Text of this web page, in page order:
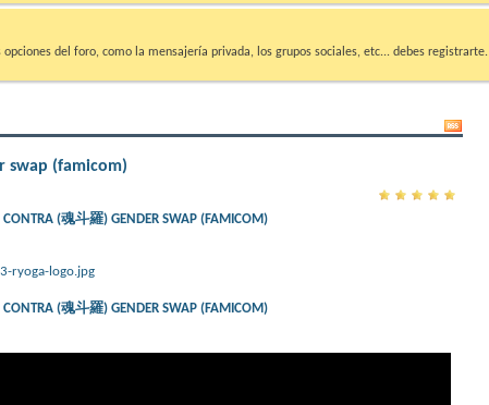
del foro, como la mensajería privada, los grupos sociales, etc... debes registrarte.
swap (famicom)
CONTRA (魂斗羅) GENDER SWAP (FAMICOM)
ryoga-logo.jpg
CONTRA (魂斗羅) GENDER SWAP (FAMICOM)